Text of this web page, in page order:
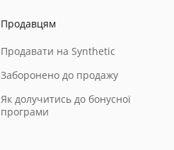
Продавцям
Продавати на Synthetic
Заборонено до продажу
Як долучитись до бонусної
програми